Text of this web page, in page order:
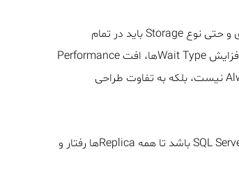
به همین دلیل، تعداد فایل‌ها، اندازه اولیه، تنظیمات Auto Growth، محل ذخیره‌سازی و حتی نوع Storage باید در تمام
Replicaها یکسان باشد. در غیر این صورت، ممکن است پس از Failover کاربران با افزایش Wait Typeها، افت Performance
و افزایش زمان پاسخ‌گویی Queryها مواجه شوند؛ در حالی که مشکل از خود Always On نیست، بلکه به تفاوت طراحی
در معماری‌های Enterprise، استانداردسازی TempDB باید بخشی از فرآیند استقرار SQL Server باشد تا همه Replicaها رفتار و